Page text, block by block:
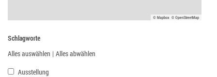
© Mapbox © OpenStreetMap
Schlagworte
Alles auswählen | Alles abwählen
Ausstellung